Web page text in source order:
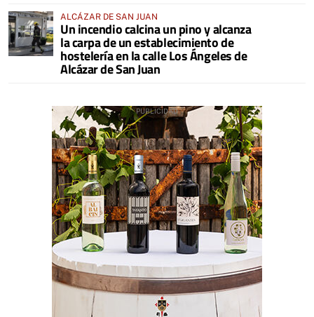
ALCÁZAR DE SAN JUAN
Un incendio calcina un pino y alcanza
la carpa de un establecimiento de
hostelería en la calle Los Ángeles de
Alcázar de San Juan